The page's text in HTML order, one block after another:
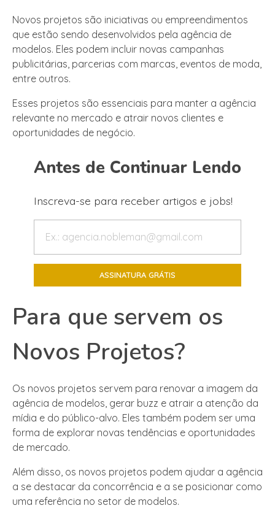
Novos projetos são iniciativas ou empreendimentos
que estão sendo desenvolvidos pela agência de
modelos. Eles podem incluir novas campanhas
publicitárias, parcerias com marcas, eventos de moda,
entre outros.
Esses projetos são essenciais para manter a agência
relevante no mercado e atrair novos clientes e
oportunidades de negócio.
Antes de Continuar Lendo
Inscreva-se para receber artigos e jobs!
Para que servem os
Novos Projetos?
Os novos projetos servem para renovar a imagem da
agência de modelos, gerar buzz e atrair a atenção da
mídia e do público-alvo. Eles também podem ser uma
forma de explorar novas tendências e oportunidades
de mercado.
Além disso, os novos projetos podem ajudar a agência
a se destacar da concorrência e a se posicionar como
uma referência no setor de modelos.